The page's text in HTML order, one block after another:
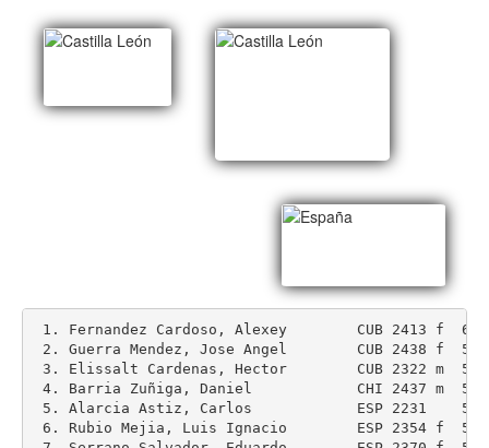
1. Fernandez Cardoso, Alexey        CUB 2413 f
2. Guerra Mendez, Jose Angel        CUB 2438 f
3. Elissalt Cardenas, Hector        CUB 2322 m
4. Barria Zuñiga, Daniel            CHI 2437 m
5. Alarcia Astiz, Carlos            ESP 2231
6. Rubio Mejia, Luis Ignacio        ESP 2354 f